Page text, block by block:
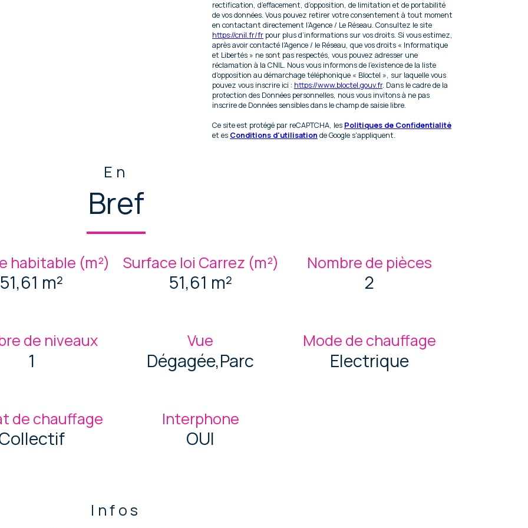
rectification, d’effacement, d’opposition, de limitation et de portabilité
de vos données. Vous pouvez retirer votre consentement à tout moment
en contactant directement l’Agence / Le Réseau. Consultez le site
https://cnil.fr/fr pour plus d’informations sur vos droits. Si vous estimez,
après avoir contacté l'Agence / le Réseau, que vos droits « Informatique
et Libertés » ne sont pas respectés, vous pouvez adresser une
réclamation à la CNIL. Nous vous informons de l’existence de la liste
d'opposition au démarchage téléphonique « Bloctel », sur laquelle vous
pouvez vous inscrire ici : https://www.bloctel.gouv.fr. Dans le cadre de la
protection des Données personnelles, nous vous invitons à ne pas
inscrire de Données sensibles dans le champ de saisie libre.
Ce site est protégé par reCAPTCHA, les Politiques de Confidentialité
et es Conditions d'utilisation de Google s'appliquent.
En
Bref
habitable (m²)
51,61 m²
Surface loi Carrez (m²)
51,61 m²
Nombre de pièces
2
de niveaux
1
Vue
Dégagée,Parc
Mode de chauffage
Electrique
de chauffage Interphone
OUI
Infos